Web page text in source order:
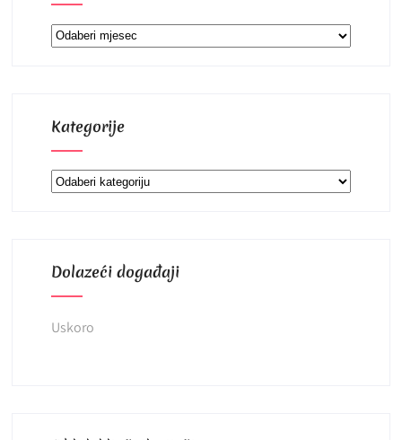
Arhiva
Kategorije
Kategorije
Dolazeći događaji
Uskoro